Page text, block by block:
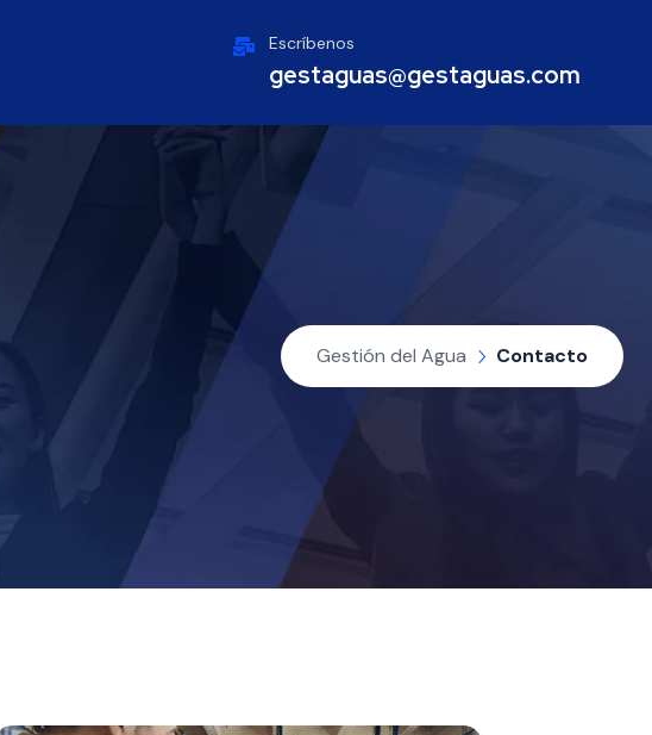
Escríbenos
gestaguas@gestaguas.com
Gestión del Agua Contacto